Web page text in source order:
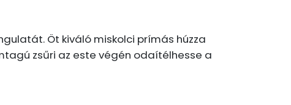
Öt kiváló miskolci prímás húzza
zsűri az este végén odaítélhesse a